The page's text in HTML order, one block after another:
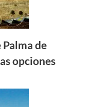
de
opciones